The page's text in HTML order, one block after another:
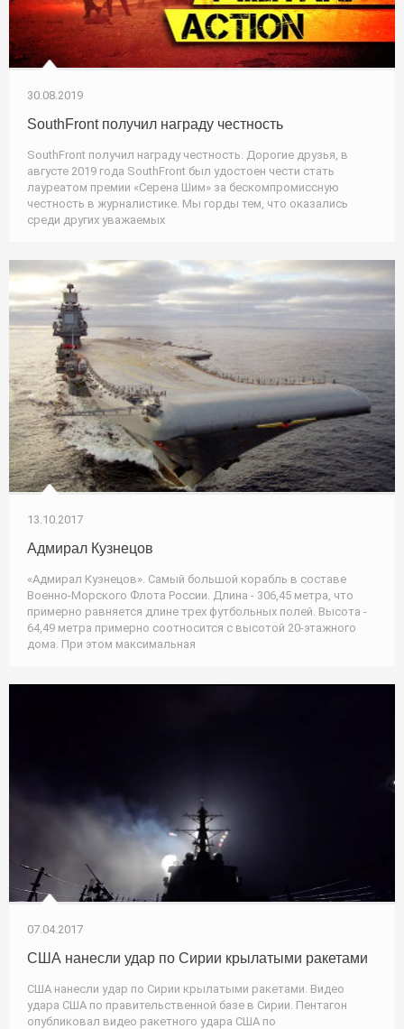
30.08.2019
SouthFront получил награду честность
SouthFront получил награду честность. Дорогие друзья, в
августе 2019 года SouthFront был удостоен чести стать
лауреатом премии «Серена Шим» за бескомпромиссную
честность в журналистике. Мы горды тем, что оказались
среди других уважаемых
13.10.2017
Адмирал Кузнецов
«Адмирал Кузнецов». Самый большой корабль в составе
Военно-Морского Флота России. Длина - 306,45 метра, что
примерно равняется длине трех футбольных полей. Высота -
64,49 метра примерно соотносится с высотой 20-этажного
дома. При этом максимальная
07.04.2017
США нанесли удар по Сирии крылатыми ракетами
США нанесли удар по Сирии крылатыми ракетами. Видео
удара США по правительственной базе в Сирии. Пентагон
опубликовал видео ракетного удара США по